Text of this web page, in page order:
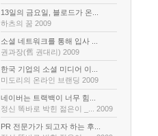
13일의 금요일, 블로드가 온...
하츠의 꿈 2009
소셜 네트워크를 통해 입사 ...
권과장(舊 권대리) 2009
한국 기업의 소셜 미디어 이...
미도리의 온라인 브랜딩 2009
네이버는 트랙백이 너무 힘...
정신 똑바로 박힌 젊은이 _... 2009
PR 전문가가 되고자 하는 후...